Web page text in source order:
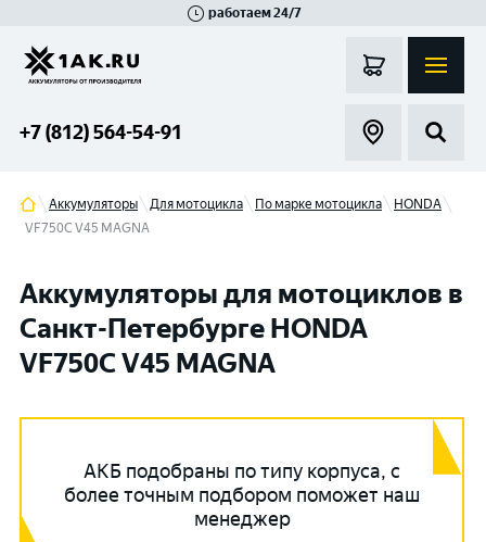
работаем 24/7
+7 (812) 564-54-91
Аккумуляторы Для мотоцикла По марке мотоцикла
HONDA
VF750C V45 MAGNA
Аккумуляторы для мотоциклов в
Санкт-Петербурге HONDA
VF750C V45 MAGNA
АКБ подобраны по типу корпуса, с
более точным подбором поможет наш
менеджер
Гатчина